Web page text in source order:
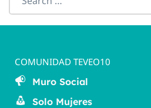
COMUNIDAD TEVEO10
Muro Social
Solo Mujeres